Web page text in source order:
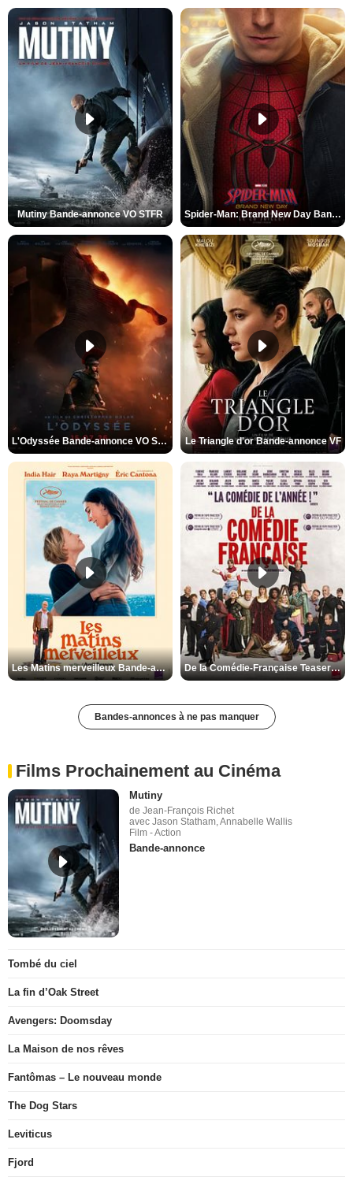
Mutiny Bande-annonce VO STFR Spider-Man: Brand New Day Bande-annonce VO STFR
L'Odyssée Bande-annonce VO STFR Le Triangle d'or Bande-annonce VF
Les Matins merveilleux Bande-annonce VF De la Comédie-Française Teaser VF
Bandes-annonces à ne pas manquer
Films Prochainement au Cinéma
Mutiny
de Jean-François Richet
avec Jason Statham, Annabelle Wallis
Film - Action
Bande-annonce
Tombé du ciel
La fin d’Oak Street
Avengers: Doomsday
La Maison de nos rêves
Fantômas – Le nouveau monde
The Dog Stars
Leviticus
Fjord